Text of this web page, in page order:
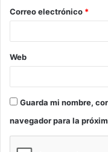
*
Correo electrónico *
Web
Guarda mi nombre,
navegador para la